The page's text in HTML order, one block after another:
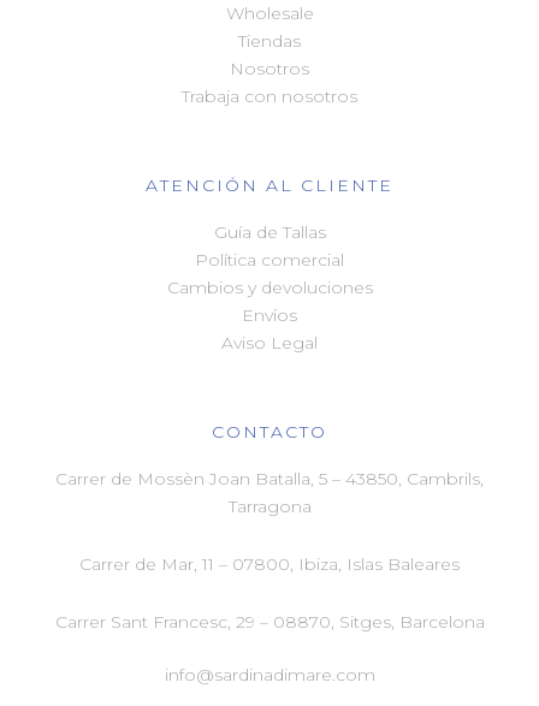
Wholesale
Tiendas
Nosotros
Trabaja con nosotros
ATENCIÓN AL CLIENTE
Guía de Tallas
Política comercial
Cambios y devoluciones
Envíos
Aviso Legal
CONTACTO
Carrer de Mossèn Joan Batalla, 5 – 43850, Cambrils,
Tarragona
Carrer de Mar, 11 – 07800, Ibiza, Islas Baleares
Carrer Sant Francesc, 29 – 08870, Sitges, Barcelona
info@sardinadimare.com